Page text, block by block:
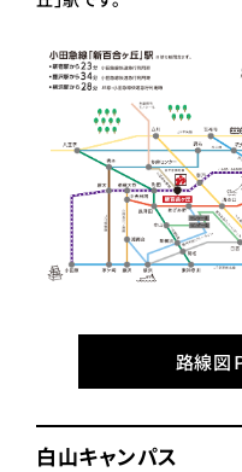
路線図
白山キャンパス